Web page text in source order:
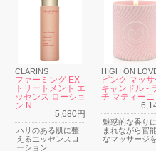
CLARINS
ファーミング EX
トリートメント エ
ッセンス ローショ
ン N
5,680円
ハリのある肌に整
えるエッセンスロ
ーション
HIGH ON
ピンク マッ
キャンドル -
チ マティーニ
魅惑的な香り
まれながら官
なマッサージを